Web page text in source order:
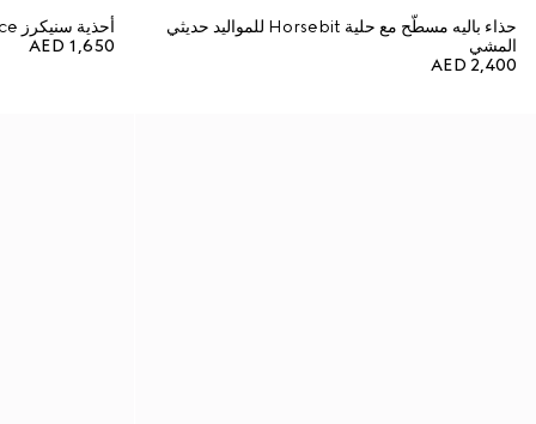
حذاء باليه مسطّح مع حلية Horsebit للمواليد حديثي
المشي
AED 2,400
أحذية سنيكرز Gucci Ace للمواليد حديثي المشي
AED 1,650